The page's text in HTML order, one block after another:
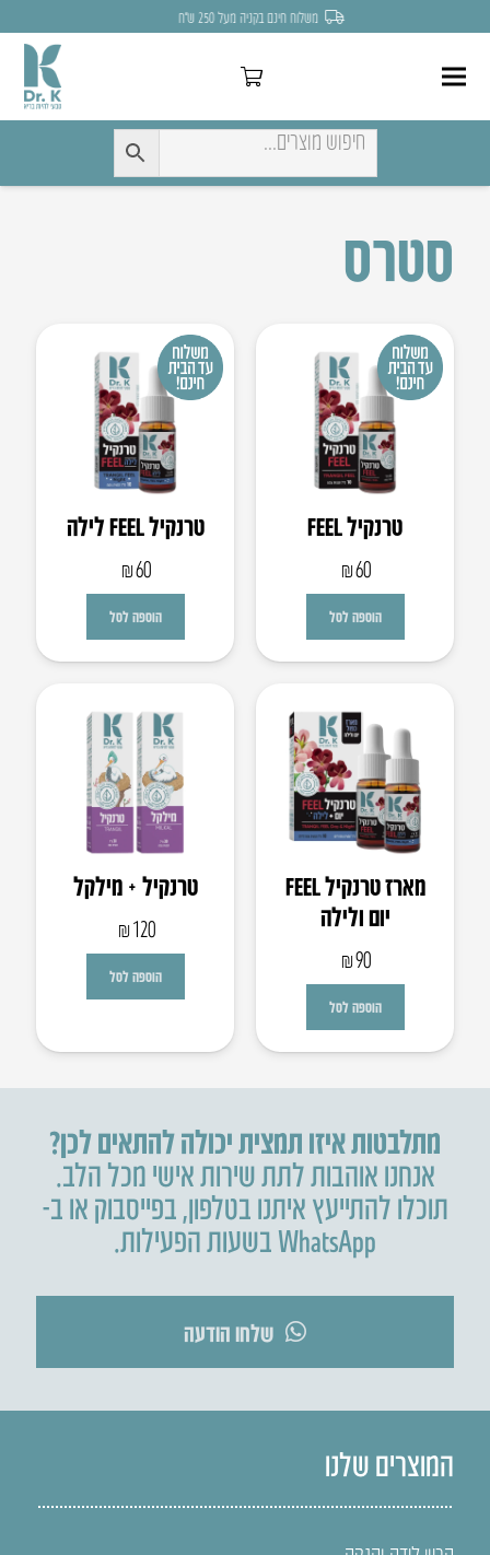
משלוח חינם בקניה מעל 250 ש״ח
סטרס
טרנקיל FEEL
₪60
הוספה לסל
טרנקיל FEEL לילה
₪60
הוספה לסל
מארז טרנקיל FEEL
יום ולילה
₪90
הוספה לסל
טרנקיל + מילקל
₪120
הוספה לסל
מתלבטות איזו תמצית יכולה להתאים לכן?
אנחנו אוהבות לתת שירות אישי מכל הלב.
תוכלו להתייעץ איתנו בטלפון,בפייסבוק או ב-
WhatsApp בשעות הפעילות.
שלחו הודעה
המוצרים שלנו